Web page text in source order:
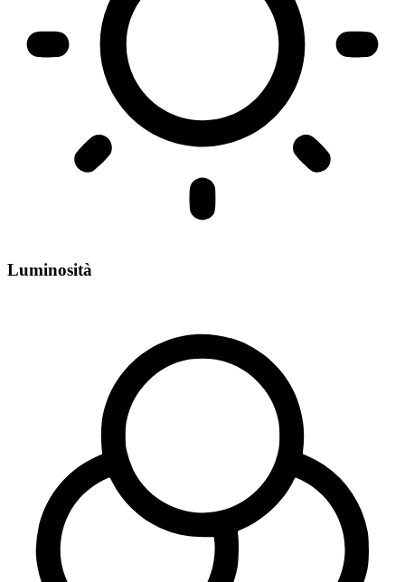
Luminosità